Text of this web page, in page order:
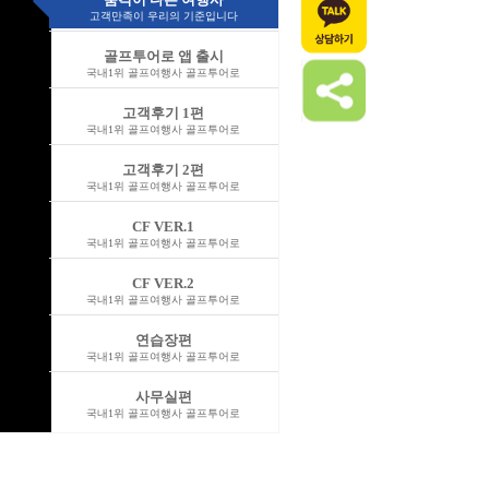
고객만족이 우리의 기준입니다
골프투어로 앱 출시
국내1위 골프여행사 골프투어로
고객후기 1편
국내1위 골프여행사 골프투어로
고객후기 2편
국내1위 골프여행사 골프투어로
CF VER.1
국내1위 골프여행사 골프투어로
CF VER.2
국내1위 골프여행사 골프투어로
연습장편
국내1위 골프여행사 골프투어로
사무실편
국내1위 골프여행사 골프투어로